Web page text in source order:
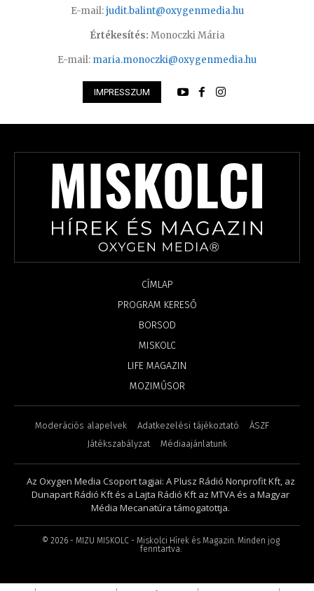
E-mail:judit.balint@oxygenmedia.hu
Értékesítés: Monoczki Mária
E-mail: maria.monoczki@oxygenmedia.hu
IMPRESSZUM
CÍMLAP
PROGRAM KERESŐ
BORSOD
MISKOLC
LIFE MAGAZIN
MOZIMŰSOR
Moderációs alapelvek Adatkezelési tájékoztató
ÁSZF
Játékszabályzat
Médiaajánlatunk
Az Oxygen Media Csoport tagjai: A Plusz Rádió Nonprofit Kft, az
Dunapart Rádió Kft és a Lajta Rádió Kft az MTVA és a Magyar
Média Mecanatúra támogatottja.
© 2026- MIZU MISKOLC - Miskolci Hírek és Magazin. Minden jog
fenntartva.